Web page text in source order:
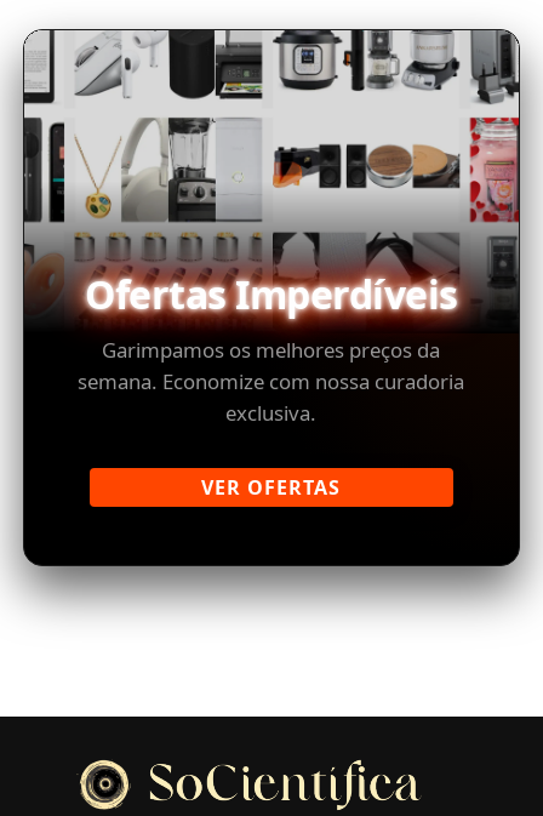
Ofertas Imperdíveis
Garimpamos os melhores preços da
semana. Economize com nossa curadoria
exclusiva.
VER OFERTAS